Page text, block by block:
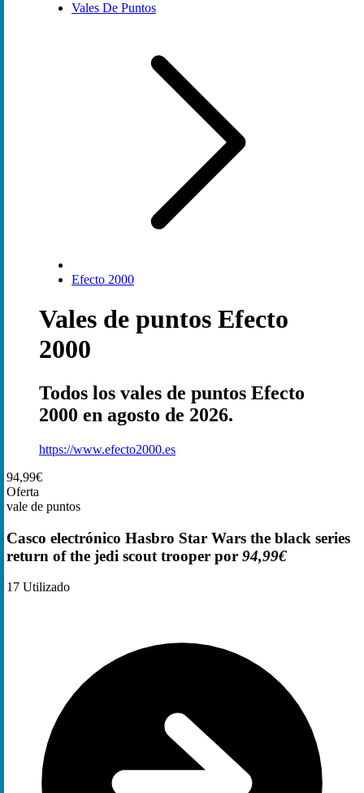
Vales De Puntos
Efecto 2000
Vales de puntos Efecto
2000
Todos los vales de puntos Efecto
2000 en agosto de 2026.
https://www.efecto2000.es
94,99€
Oferta
vale de puntos
Casco electrónico Hasbro Star Wars the black series
return of the jedi scout trooper por 94,99€
17 Utilizado